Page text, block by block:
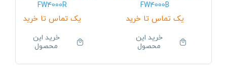
FW4000B
یک تماس تا خرید
خرید این
محصول
FW4000R
یک تماس تا خرید
خرید این
محصول